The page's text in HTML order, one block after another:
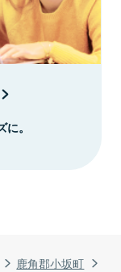
鹿角郡小坂町
。